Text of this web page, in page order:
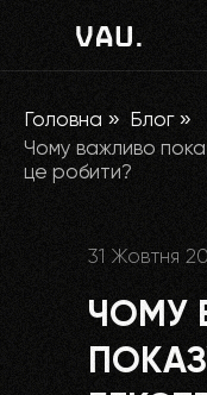
Головна » Блог »
Чому важливо
це робити?
31 Жовтня
ЧОМУ